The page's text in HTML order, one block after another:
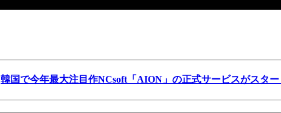
韓国で今年最大注目作NCsoft「AION」の正式サービスがスター